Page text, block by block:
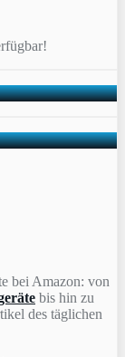
bei Amazon: von
bis hin zu
des täglichen